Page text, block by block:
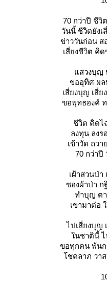
70 กว่าปี ชีวิ
วันนี้ ชีวิตยังเ
ข่าววันก่อน ส
เสี่ยงชีวิต คิ
สวงบุญ
ขออุทิศ ผ
เสี่ยงบุญ เสี่ย
ขอพุทธองค์
ชีวิต คิดไ
ลงทุน ลง
เข้าวัด ถวา
70 กว่าปี
เฝ้าสวนป่า
ซองผ้าป่า ก
ทำบุญ ต
เขามาต่อ
ไปเสี่ยงบุญ
นชาตินี้ ไ
ขอทุกคน พ้นก
ชคลาภ วาส